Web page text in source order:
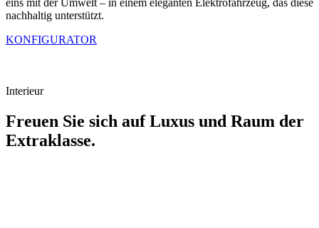
eins mit der Umwelt – in einem eleganten Elektrofahrzeug, das diese
nachhaltig unterstützt.
KONFIGURATOR
Interieur
Freuen Sie sich auf Luxus und Raum der
Extraklasse.